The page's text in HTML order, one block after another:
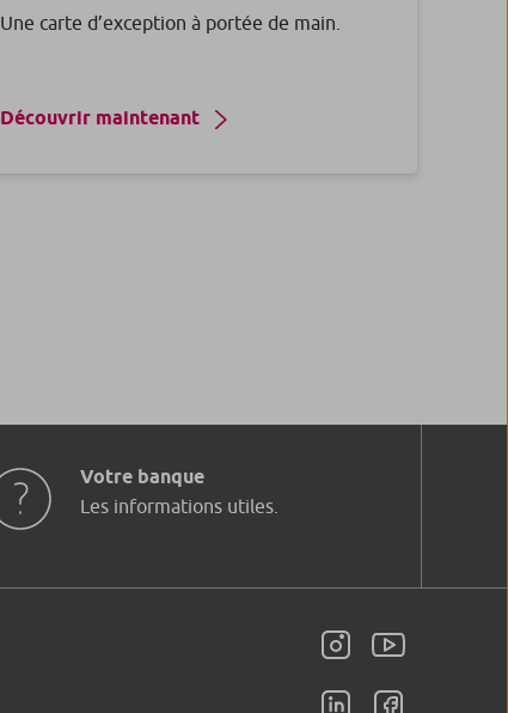
Une carte d’exception à portée de main.
Découvrir maintenant
Votre banque
Les informations utiles.